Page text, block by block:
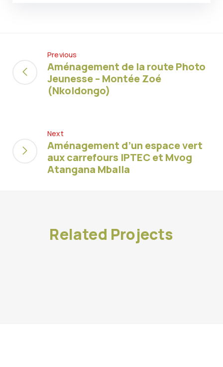
Previous
Aménagement de la route Photo
Jeunesse – Montée Zoé
(Nkoldongo)
Next
Aménagement d’un espace vert
aux carrefours IPTEC et Mvog
Atangana Mballa
Related Projects